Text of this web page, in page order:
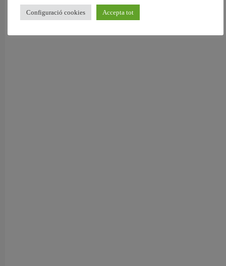
Configuració cookies Accepta tot